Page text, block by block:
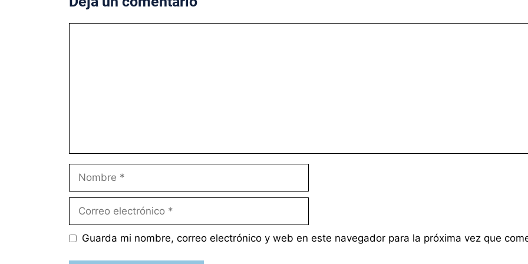
electrónico
Guarda mi nombre, correo electrónico y web en este navegador para la próxima vez que